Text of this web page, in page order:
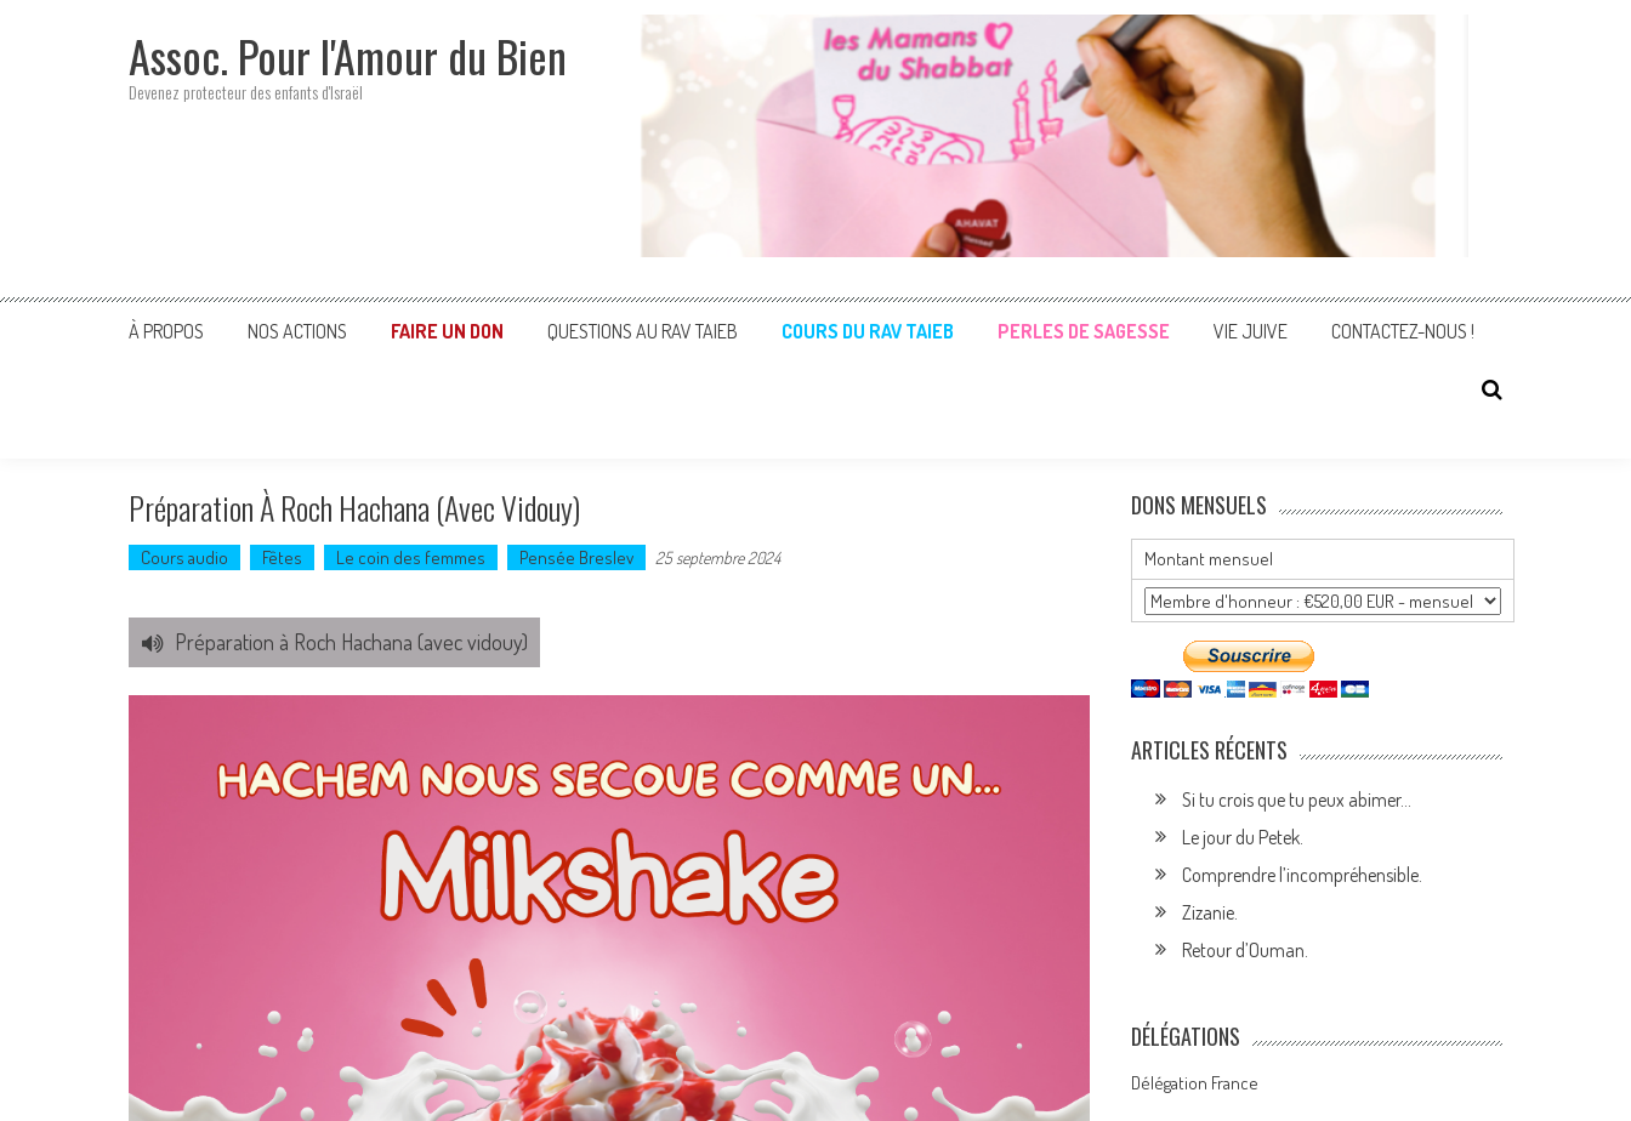
Assoc. Pour l'Amour du Bien
Devenez protecteur des enfants d'Israël
À PROPOS NOS ACTIONS FAIRE UN DON QUESTIONS AU RAV TAIEB COURS DU RAV TAIEB PERLES DE SAGESSE VIE JUIVE CONTACTEZ-NOUS !
Préparation À Roch Hachana (avec Vidouy)
Cours audio Fêtes Le coin des femmes Pensée Breslev 25 septembre 2024
Préparation à Roch Hachana (avec vidouy)
DONS MENSUELS
Montant mensuel
ARTICLES RÉCENTS
Si tu crois que tu peux abimer…
Le jour du Petek.
Comprendre l’incompréhensible.
Zizanie.
Retour d’Ouman.
DÉLÉGATIONS
Délégation France